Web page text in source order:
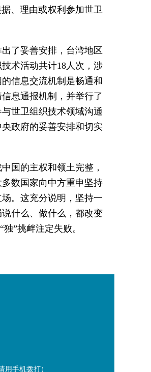
、理由或权利参加世卫
了妥善安排，台湾地区
术活动共计18人次，涉
信息交流机制是畅通和
息通报机制，并举行了
世卫组织技术领域沟通
政府的妥善安排和切实
国的主权和领土完整，
数国家向中方重申坚持
。这充分说明，坚持一
什么、做什么，都改变
”挑衅注定失败。
用手机拨打）